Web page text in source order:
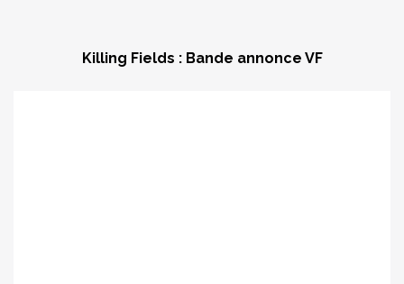
Killing Fields : Bande annonce VF